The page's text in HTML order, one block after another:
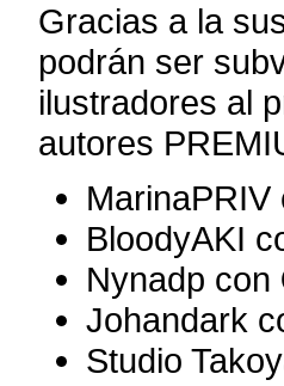
Gracias a la
podrán ser
ilustradores al
autores
MarinaPRIV
BloodyAKI
Nynadp con
Johandark
Studio